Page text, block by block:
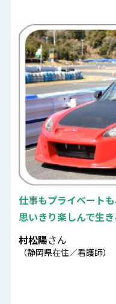
仕事もプライベートも
思いきり楽しんで生き
村松陽さん
（静岡県在住／看護師）